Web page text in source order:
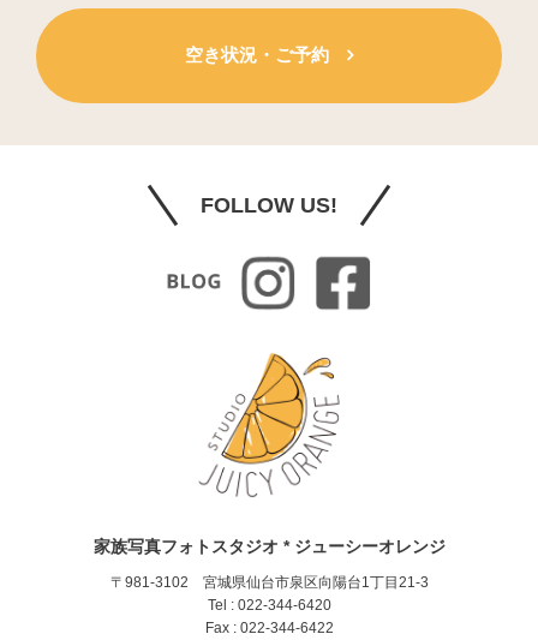
空き状況・ご予約
FOLLOW US!
家族写真フォトスタジオ * ジューシーオレンジ
〒981-3102 宮城県仙台市泉区向陽台1丁目21-3
Tel : 022-344-6420
Fax : 022-344-6422